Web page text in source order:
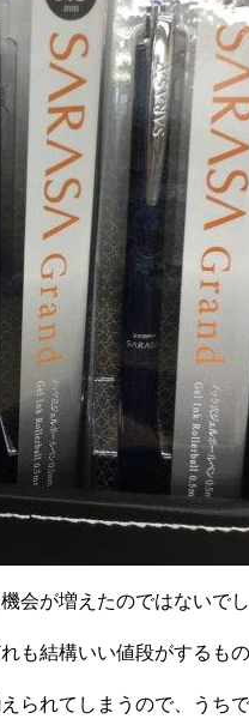
会が増えたのではないでし
も結構いい値段がするもの
られてしまうので、うち